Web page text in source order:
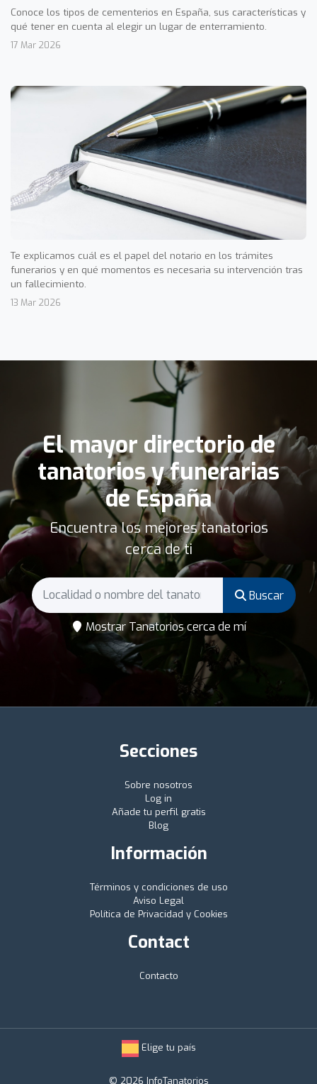
Conoce los tipos de cementerios en España, sus características y
qué tener en cuenta al elegir un lugar de enterramiento.
17 Mar 2026
Te explicamos cuál es el papel del notario en los trámites
funerarios y en qué momentos es necesaria su intervención tras
un fallecimiento.
13 Mar 2026
El mayor directorio de
tanatorios y funerarias
de España
Encuentra los mejores tanatorios
cerca de ti
Buscar
Mostrar Tanatorios cerca de mí
Secciones
Sobre nosotros
Log in
Añade tu perfil gratis
Blog
Información
Términos y condiciones de uso
Aviso Legal
Política de Privacidad y Cookies
Contact
Contacto
Elige tu país
© 2026 InfoTanatorios